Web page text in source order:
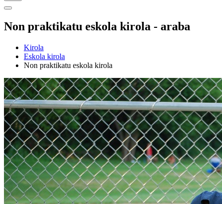
Non praktikatu eskola kirola - araba
Kirola
Eskola kirola
Non praktikatu eskola kirola